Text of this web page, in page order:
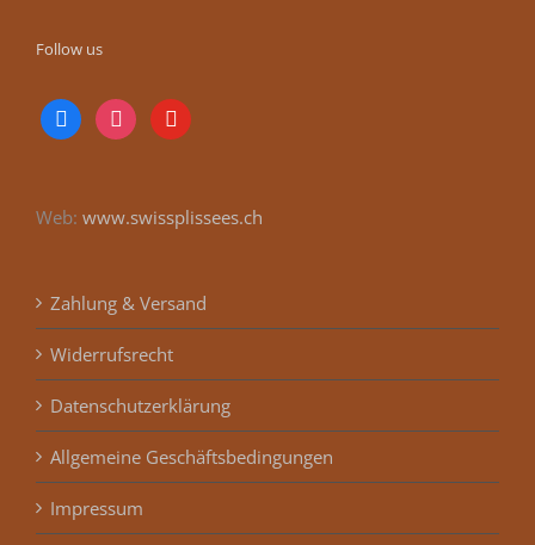
Follow us
facebookinstagramyoutube
Web: www.swissplissees.ch
Zahlung & Versand
Widerrufsrecht
Datenschutzerklärung
Allgemeine Geschäftsbedingungen
Impressum